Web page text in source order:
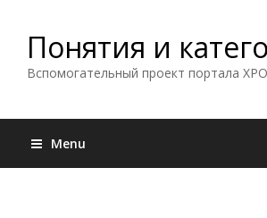
Понятия и
Вспомогательный проект портала
Menu